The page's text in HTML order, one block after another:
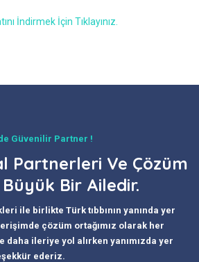
İndirmek İçin Tıklayınız.
Güvenilir Partner !
Partnerleri Ve Çözüm
Bir Ailedir.
ile birlikte Türk tıbbının yanında yer
çözüm ortağımız olarak her
daha ileriye yol alırken yanımızda yer
ederiz.